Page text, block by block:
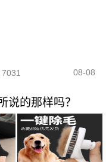
7031 08-08
说的那样吗？